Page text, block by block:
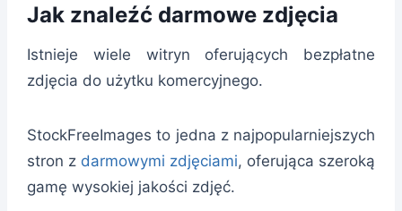
Jak znaleźć darmowe zdjęcia
Istnieje wiele witryn oferujących bezpłatne
zdjęcia do użytku komercyjnego.
StockFreeImages to jedna z najpopularniejszych
stron z darmowymi zdjęciami, oferująca szeroką
gamę wysokiej jakości zdjęć.